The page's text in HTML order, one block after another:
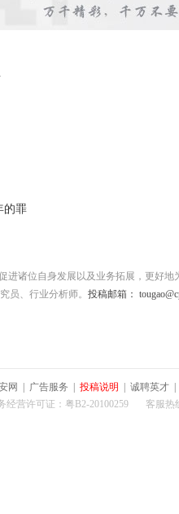
的罪
进诸位自身发展以及业务拓展，更好
员、行业分析师。 投稿邮箱：
网 广告服务 投稿说明 诚聘英才
经营许可证：粤B2-20100259 客服